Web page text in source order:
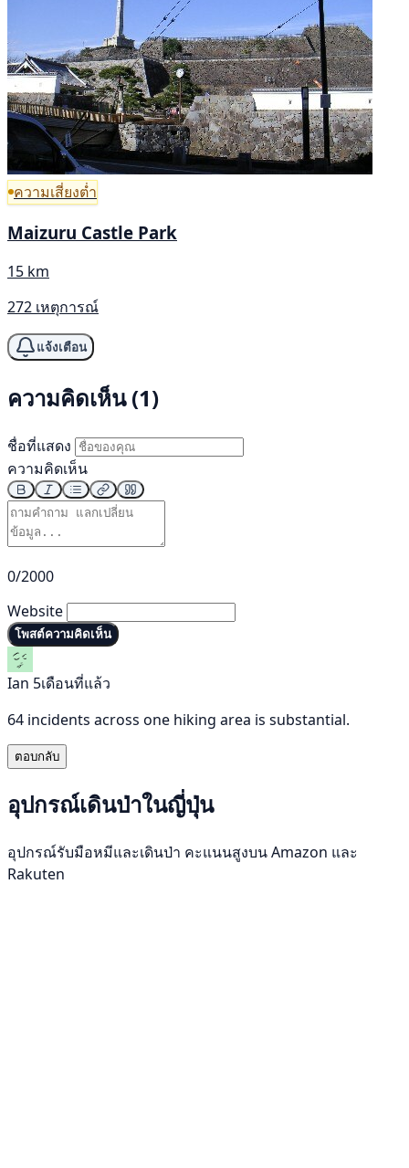
ความเสี่ยงต่ำ
Maizuru Castle Park
15 km
272 เหตุการณ์
แจ้งเตือน
ความคิดเห็น (1)
ชื่อที่แสดง
ความคิดเห็น
0/2000
Website
โพสต์ความคิดเห็น
Ian 5เดือนที่แล้ว
64 incidents across one hiking area is substantial.
ตอบกลับ
อุปกรณ์เดินป่าในญี่ปุ่น
อุปกรณ์รับมือหมีและเดินป่า คะแนนสูงบน Amazon และ
Rakuten